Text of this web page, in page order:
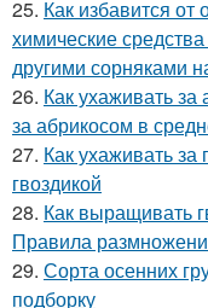
25. Как избавится
химические
другими сорняками
26. Как ухаживать
за абрикосом в
27. Как ухаживать за
гвоздикой
28. Как выращивать
Правила
29. Сорта осенних
подборку